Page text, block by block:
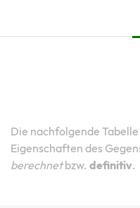
Die nachfolgende
Eigenschaften des
berechnetbzw. definitiv.